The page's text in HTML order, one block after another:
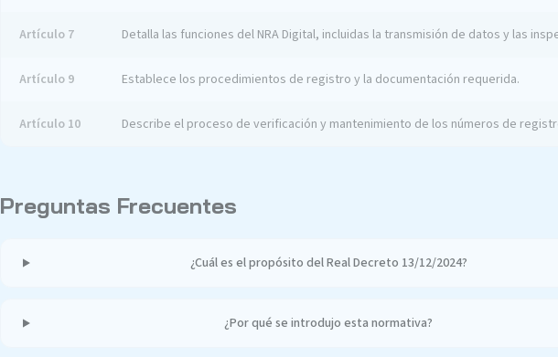
Artículo 7 Detalla las funciones del NRA Digital, incluidas la transmisión de datos y las
Artículo 9 Establece los procedimientos de registro y la documentación requerida.
Artículo 10 Describe el proceso de verificación y mantenimiento de los números de
Preguntas Frecuentes
¿Cuál es el propósito del Real Decreto 13/12/2024?
¿Por qué se introdujo esta normativa?